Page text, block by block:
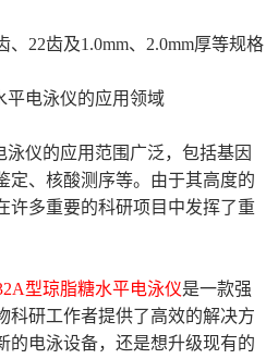
、22齿及1.0mm、2.0mm厚等规格
平电泳仪的应用领域
仪的应用范围广泛，包括基因
定、核酸测序等。由于其高度的
许多重要的科研项目中发挥了重
型琼脂糖水平电泳仪是一款强
科研工作者提供了高效的解决方
的电泳设备，还是想升级现有的